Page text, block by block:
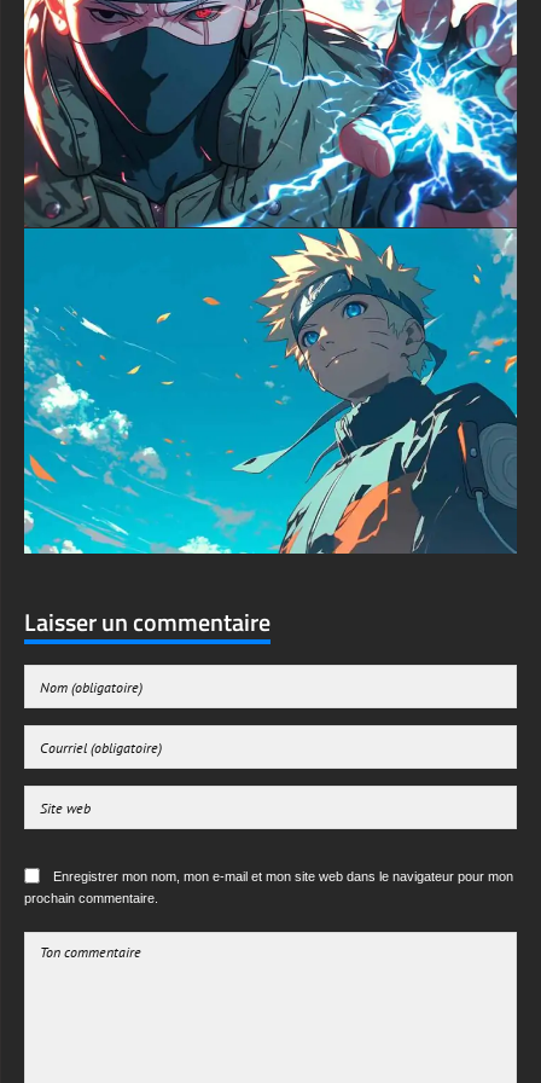
Laisser un commentaire
Enregistrer mon nom, mon e-mail et mon site web dans le navigateur pour mon
prochain commentaire.